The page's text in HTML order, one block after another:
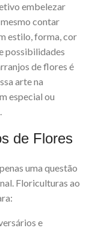
embelezar
contar
estilo, forma, cor
possibilidades
de flores é
arte na
especial ou
de Flores
uma questão
Floriculturas ao
e